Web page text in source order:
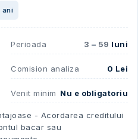
ani
Perioada 3 – 59 luni
Comision analiza 0 Lei
Venit minim Nu e obligatoriu
- Acordarea creditului
bacar sau